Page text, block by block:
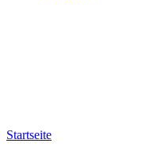
Startseite